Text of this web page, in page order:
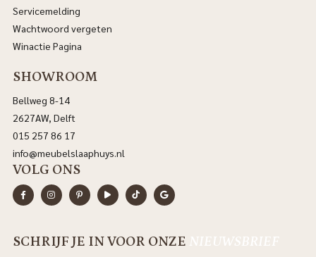
Servicemelding
Wachtwoord vergeten
Winactie Pagina
SHOWROOM
Bellweg 8-14
2627AW, Delft
015 257 86 17
info@meubelslaaphuys.nl
VOLG ONS
SCHRIJF JE IN VOOR ONZE NIEUWSBRIEF